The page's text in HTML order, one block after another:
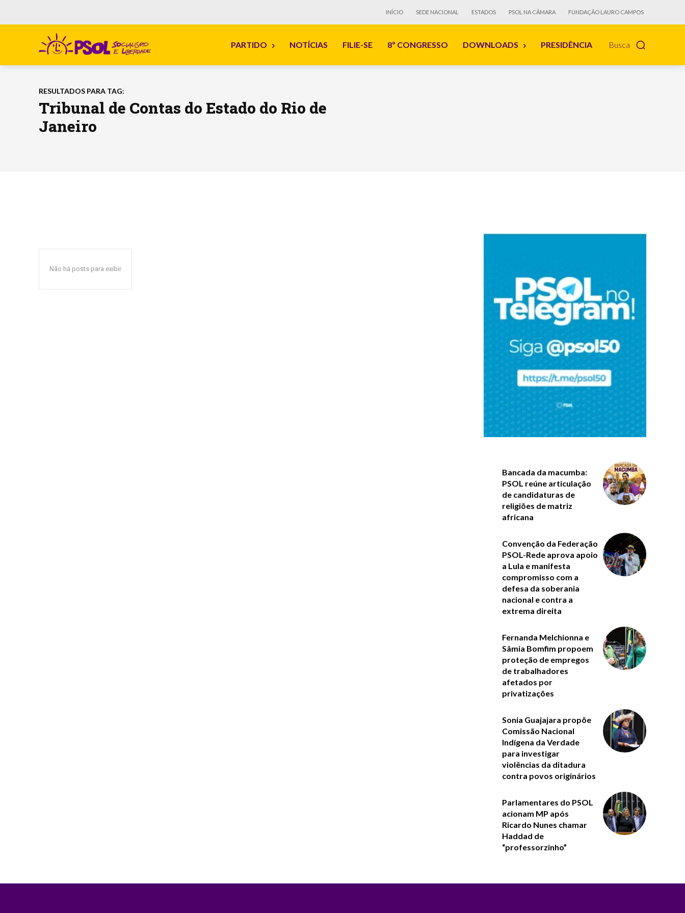
INÍCIO SEDE NACIONAL ESTADOS PSOL NA CÂMARA FUNDAÇÃO LAURO CAMPOS
Busca
PARTIDO NOTÍCIAS FILIE-SE 8º CONGRESSO DOWNLOADS PRESIDÊNCIA
RESULTADOS PARA TAG:
Tribunal de Contas do Estado do Rio de
Janeiro
Não há posts para exibir
Bancada da macumba:
PSOL reúne articulação
de candidaturas de
religiões de matriz
africana
Convenção da Federação
PSOL-Rede aprova apoio
a Lula e manifesta
compromisso com a
defesa da soberania
nacional e contra a
extrema direita
Fernanda Melchionna e
Sâmia Bomfim propoem
proteção de empregos
de trabalhadores
afetados por
privatizações
Sonia Guajajara propõe
Comissão Nacional
Indígena da Verdade
para investigar
violências da ditadura
contra povos originários
Parlamentares do PSOL
acionam MP após
Ricardo Nunes chamar
Haddad de
“professorzinho”